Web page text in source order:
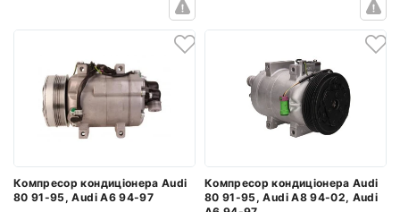
Компресор кондиціонера Audi
80 91-95, Audi A6 94-97
Компресор кондиціонера Audi
80 91-95, Audi A8 94-02, Audi